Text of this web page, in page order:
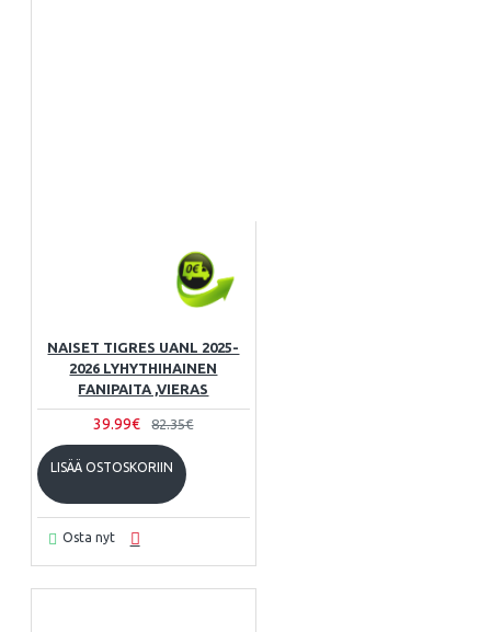
NAISET TIGRES UANL 2025-
2026 LYHYTHIHAINEN
FANIPAITA ,VIERAS
39.99€ 82.35€
LISÄÄ OSTOSKORIIN
Osta nyt